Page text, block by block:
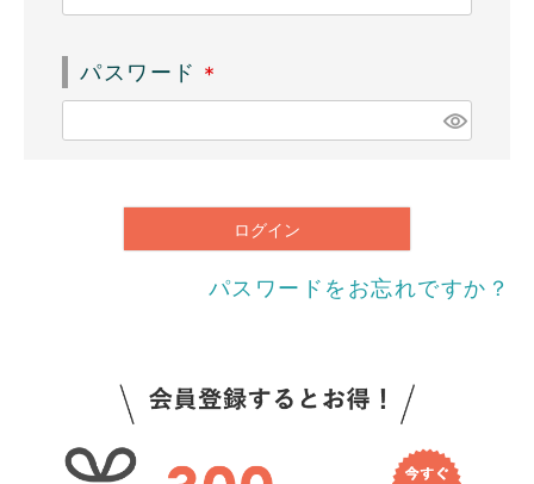
必
パスワード
(
必
)
ログイン
パスワードをお忘れですか？